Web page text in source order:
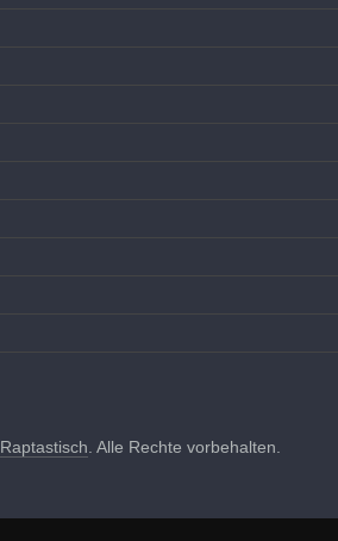
Raptastisch . Alle Rechte vorbehalten.